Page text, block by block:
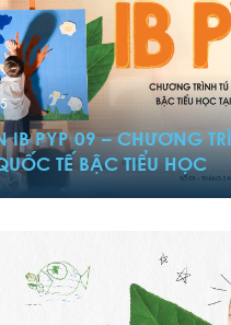
IB PYP 09 – CHƯƠNG
TẾ BẬC TIỂU HỌC